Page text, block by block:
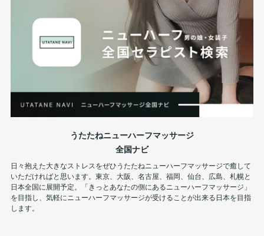
うたたねニューハーフマッサージ
全国ナビ
日々抱えた大きなストレスをぜひうたたねニューハーフマッサージで癒して
いただければと思います。東京、大阪、名古屋、福岡、仙台、広島、札幌と
日本全国に展開予定。「きっとあなたの側にあるニューハーフマッサージ」
を目指し、気軽にニューハーフマッサージが受けることが出来る日本を目指
します。